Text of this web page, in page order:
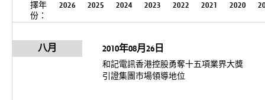
擇年
份：
2026 2025 2024 2023 2022 2021 2020
八月 2010年08月26日
和記電訊香港控股勇奪十五項業界大獎
引證集團市場領導地位